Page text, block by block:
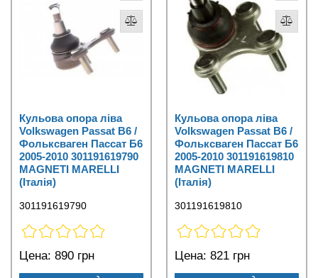
Кульова опора ліва
Volkswagen Passat B6 /
Фольксваген Пассат Б6
2005-2010 301191619790
MAGNETI MARELLI
(Італія)
301191619790
Цена: 890 грн
Кульова опора ліва
Volkswagen Passat B6 /
Фольксваген Пассат Б6
2005-2010 301191619810
MAGNETI MARELLI
(Італія)
301191619810
Цена: 821 грн